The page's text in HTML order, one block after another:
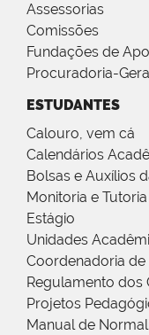
Assessorias
Comissões
Fundações de
Procuradoria-
ESTUDANTES
Calouro, vem cá
Calendários
Bolsas e Auxílios
Monitoria e Tutoria
Estágio
Unidades
Coordenadoria
Regulamento dos
Projetos
Manual de